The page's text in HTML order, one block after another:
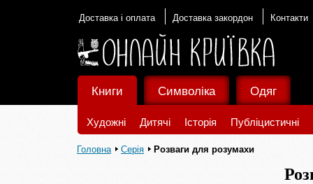
Доставка і оплата Доставка закордон Контакти
Книги
Художні Дитячі Історія Публіцистичні
Символіка Одяг
Головна Серія Розваги для розумахи